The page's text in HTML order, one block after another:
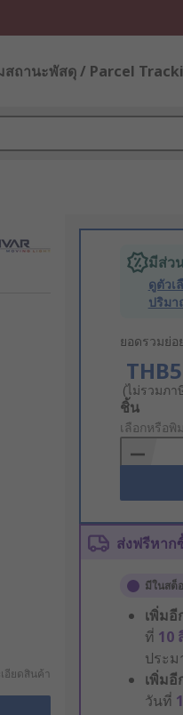
สถานะพัสดุ / Parcel
อียดสินค้า
มีส่ว
ดูตัวเ
ปริม
ยอดรวมย่
(ไม่รวมภา
Add
to
Basket
ชิ้น
เลือกหรือ
ส่งฟรีหาก
มีในสต็
เพิ่มอี
ที่ 10
ประ
เพิ่มอี
วันที่